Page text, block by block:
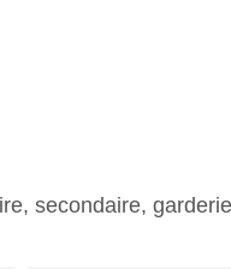
secondaire,